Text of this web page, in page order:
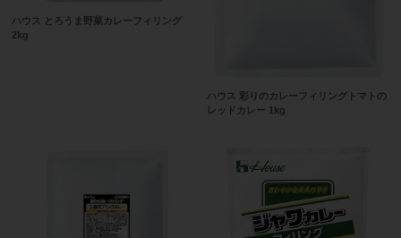
ハウス とろうま野菜カレーフィリング
2kg
ハウス 彩りのカレーフィリングトマトの
レッドカレー 1kg